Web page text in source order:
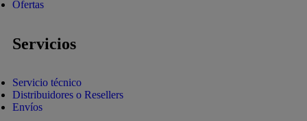
Ofertas
Servicios
Servicio técnico
Distribuidores o Resellers
Envíos